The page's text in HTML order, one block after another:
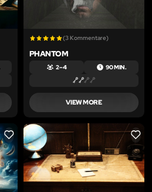
(3 Kommentare)
PHANTOM
2 – 4 90 MIN.
VIEW MORE
LIKE LIKE